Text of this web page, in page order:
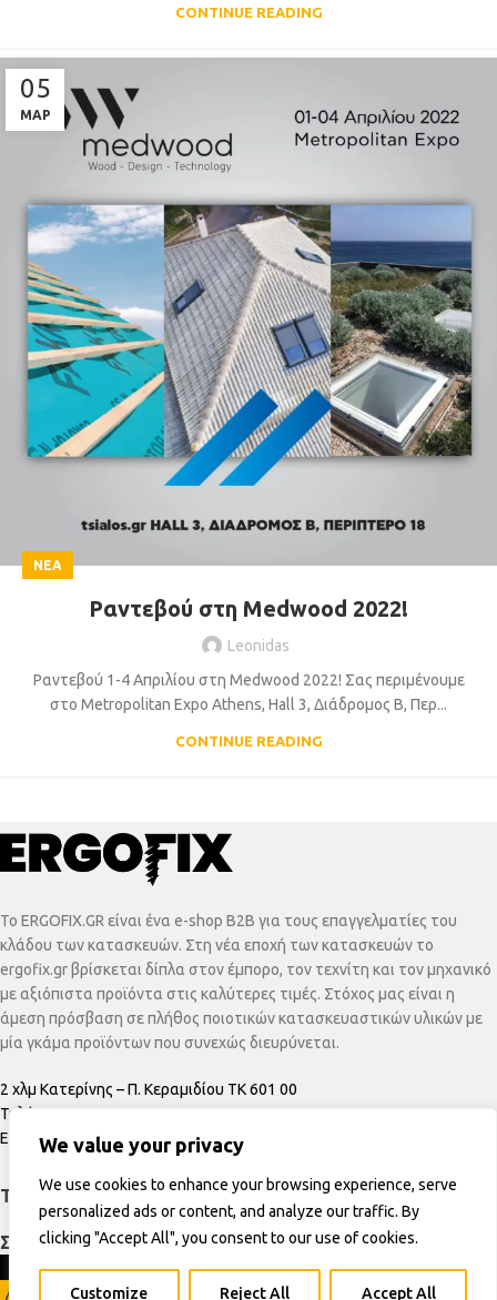
We value your privacy
We use cookies to enhance your browsing experience, serve
personalized ads or content, and analyze our traffic. By
clicking "Accept All", you consent to our use of cookies.
Customize Reject All Accept All
CONTINUE READING
05
ΜΑΡ
ΝΈΑ
Ραντεβού στη Medwood 2022!
Leonidas
Ραντεβού 1-4 Απριλίου στη Medwood 2022! Σας περιμένουμε
στο Metropolitan Expo Athens, Hall 3, Διάδρομος Β, Περ...
CONTINUE READING
To ERGOFIX.GR είναι ένα e-shop B2B για τους επαγγελματίες του
κλάδου των κατασκευών. Στη νέα εποχή των κατασκευών το
ergofix.gr βρίσκεται δίπλα στον έμπορο, τον τεχνίτη και τον μηχανικό
με αξιόπιστα προϊόντα στις καλύτερες τιμές. Στόχος μας είναι η
άμεση πρόσβαση σε πλήθος ποιοτικών κατασκευαστικών υλικών με
μία γκάμα προϊόντων που συνεχώς διευρύνεται.
2 χλμ Κατερίνης – Π. Κεραμιδίου ΤΚ 601 00
Τηλέφωνο:+30 23510 20650
Email:info@ergofix.gr
ΤΕΛΕΥΤΑΊΑ ΠΡΟΪΌΝΤΑ
ΣΕΛΊΔΕΣ
Ergofix ©2023 design & development by Boxadvertising